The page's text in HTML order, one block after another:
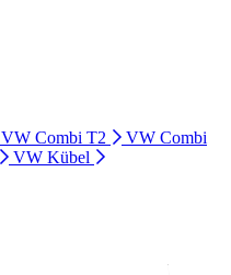
VW Combi T2
VW Combi
VW Kübel